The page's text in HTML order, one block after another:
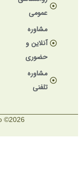
عمومی
مشاوره
آنلاین و
حضوری
مشاوره
تلفنی